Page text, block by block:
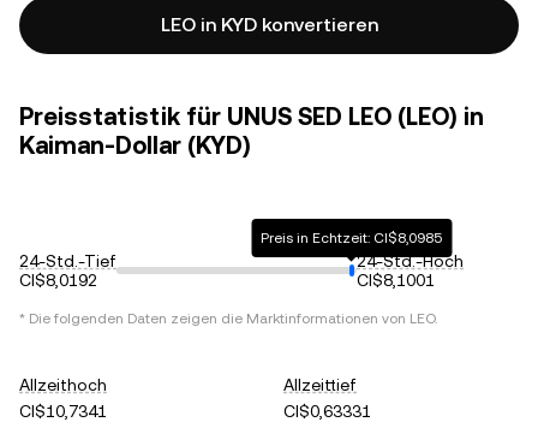
LEO in KYD konvertieren
Preisstatistik für UNUS SED LEO (LEO) in
Kaiman-Dollar (KYD)
24-Std.-Tief
CI$8,0192
Preis in Echtzeit: CI$8,0985
24-Std.-Hoch
CI$8,1001
* Die folgenden Daten zeigen die Marktinformationen von LEO.
Allzeithoch
CI$10,7341
Allzeittief
CI$0,63331